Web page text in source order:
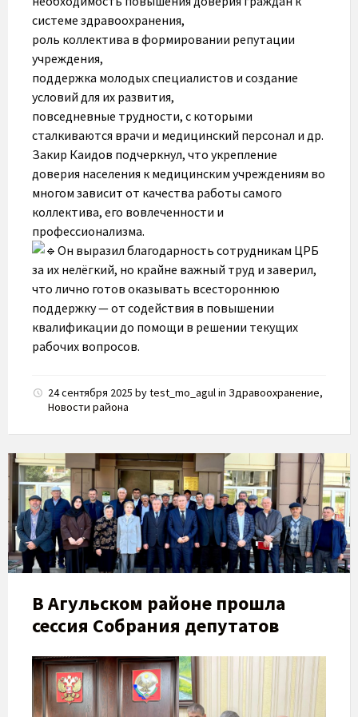
системе здравоохранения,
роль коллектива в формировании репутации
учреждения,
поддержка молодых специалистов и создание
условий для их развития,
повседневные трудности, с которыми
сталкиваются врачи и медицинский персонал и др.
Закир Каидов подчеркнул, что укрепление
доверия населения к медицинским учреждениям во
многом зависит от качества работы самого
коллектива, его вовлеченности и
профессионализма.
Он выразил благодарность сотрудникам ЦРБ
за их нелёгкий, но крайне важный труд и заверил,
что лично готов оказывать всестороннюю
поддержку — от содействия в повышении
квалификации до помощи в решении текущих
рабочих вопросов.
24 сентября 2025 bytest_mo_agulin Здравоохранение,
Новости района
В Агульском районе прошла
сессия Собрания депутатов